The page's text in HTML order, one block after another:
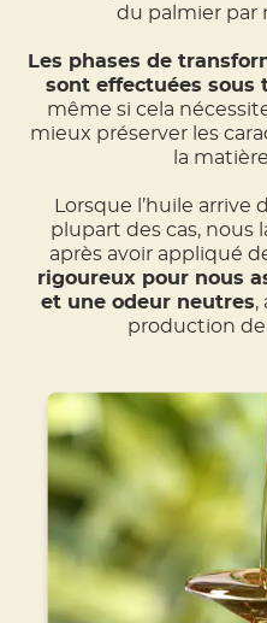
du palmier par
Les phases de
sont effectuées sous
même si cela
mieux préserver les
la
Lorsque l’huile arrive
plupart des cas, nous
après avoir appliqué
rigoureux pour nous
et une odeur neutres,
production